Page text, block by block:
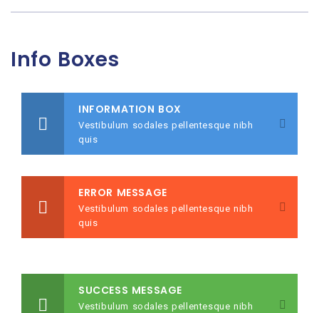
Info Boxes
INFORMATION BOX
Vestibulum sodales pellentesque nibh
quis
ERROR MESSAGE
Vestibulum sodales pellentesque nibh
quis
SUCCESS MESSAGE
Vestibulum sodales pellentesque nibh